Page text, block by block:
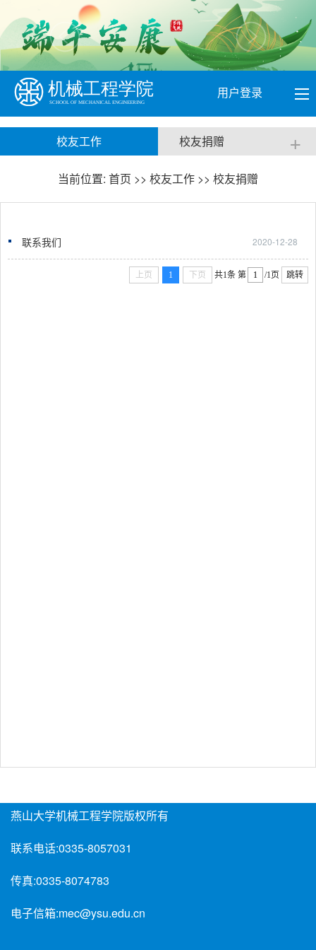
用户登录
校友工作 校友捐赠 +
当前位置: 首页 >> 校友工作 >> 校友捐赠
联系我们 2020-12-28
上页 1 下页 共1条 第 /1页 跳转
燕山大学机械工程学院版权所有
联系电话:0335-8057031
传真:0335-8074783
电子信箱:mec@ysu.edu.cn